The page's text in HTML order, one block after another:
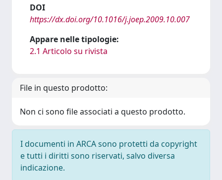
DOI
https://dx.doi.org/10.1016/j.joep.2009.10.007
Appare nelle tipologie:
2.1 Articolo su rivista
File in questo prodotto:
Non ci sono file associati a questo prodotto.
I documenti in ARCA sono protetti da copyright
e tutti i diritti sono riservati, salvo diversa
indicazione.